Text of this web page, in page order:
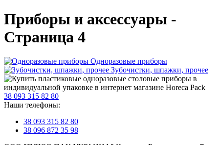
Приборы и аксессуары -
Страница 4
Одноразовые приборы
Зубочистки, шпажки, прочее
38 093 315 82 80
Наши телефоны:
38 093 315 82 80
38 096 872 35 98